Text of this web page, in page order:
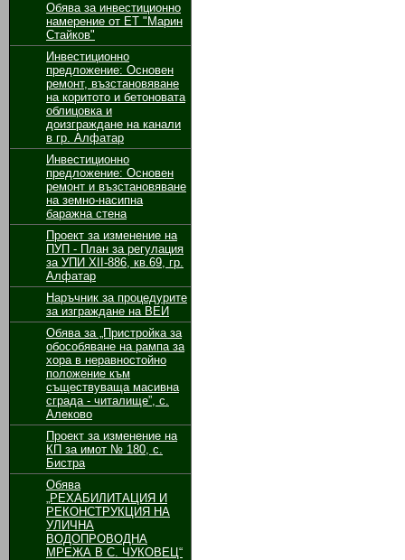
Обява за инвестиционно
намерение от ЕТ "Марин
Стайков"
Инвестиционно
предложение: Основен
ремонт, възстановяване
на коритото и бетоновата
облицовка и
доизграждане на канали
в гр. Алфатар
Инвестиционно
предложение: Основен
ремонт и възстановяване
на земно-насипна
баражна стена
Проект за изменение на
ПУП - План за регулация
за УПИ ХІІ-886, кв.69, гр.
Алфатар
Наръчник за процедурите
за изграждане на ВЕИ
Обява за „Пристройка за
обособяване на рампа за
хора в неравностойно
положение към
съществуваща масивна
сграда - читалище”, с.
Алеково
Проект за изменение на
КП за имот № 180, с.
Бистра
Обява
„РЕХАБИЛИТАЦИЯ И
РЕКОНСТРУКЦИЯ НА
УЛИЧНА
ВОДОПРОВОДНА
МРЕЖА В С. ЧУКОВЕЦ“